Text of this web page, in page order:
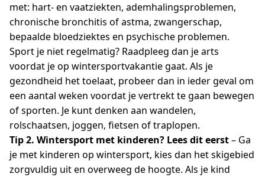
met: hart- en vaatziekten, ademhalingsproblemen,
chronische bronchitis of astma, zwangerschap,
bepaalde bloedziektes en psychische problemen.
Sport je niet regelmatig? Raadpleeg dan je arts
voordat je op wintersportvakantie gaat. Als je
gezondheid het toelaat, probeer dan in ieder geval om
een aantal weken voordat je vertrekt te gaan bewegen
of sporten. Je kunt denken aan wandelen,
rolschaatsen, joggen, fietsen of traplopen.
Tip 2. Wintersport met kinderen? Lees dit eerst– Ga
je met kinderen op wintersport, kies dan het skigebied
zorgvuldig uit en overweeg de hoogte. Als je kind